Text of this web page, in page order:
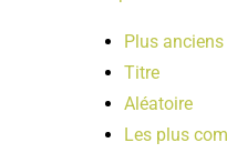
Plus
Titre
Aléatoire
Les plus